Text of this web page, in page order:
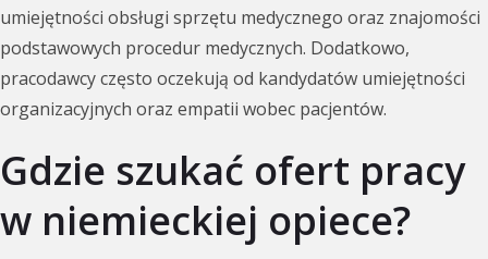
umiejętności obsługi sprzętu medycznego oraz znajomości
podstawowych procedur medycznych. Dodatkowo,
pracodawcy często oczekują od kandydatów umiejętności
organizacyjnych oraz empatii wobec pacjentów.
Gdzie szukać ofert pracy
w niemieckiej opiece?